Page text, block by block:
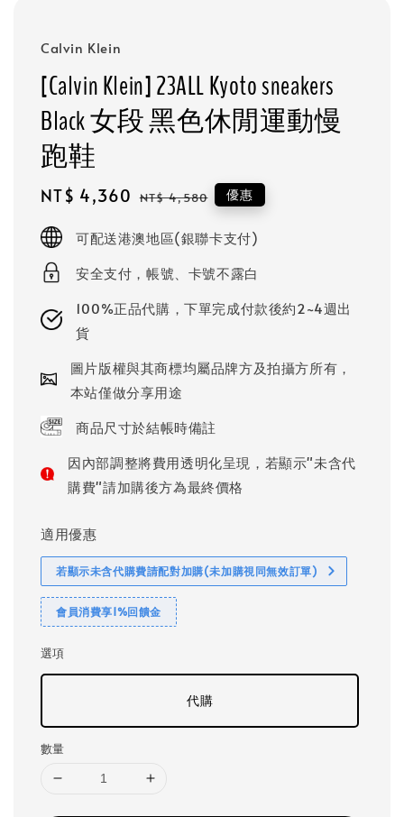
Calvin Klein
[Calvin Klein] 23ALL Kyoto sneakers
Black 女段 黑色休閒運動慢
跑鞋
Sale
NT$ 4,360 Regular
NT$ 4,580 優惠
可配送港澳地區(銀聯卡支付)
安全支付，帳號、卡號不露白
100%正品代購，下單完成付款後約2~4週出
貨
圖片版權與其商標均屬品牌方及拍攝方所有，
本站僅做分享用途
商品尺寸於結帳時備註
因內部調整將費用透明化呈現，若顯示"未含代
購費"請加購後方為最終價格
適用優惠
若顯示未含代購費請配對加購(未加購視同無效訂單)
會員消費享1%回饋金
選項
代購
數量